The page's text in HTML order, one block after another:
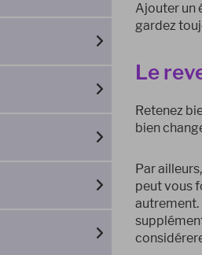
Ajouter un
gardez
Le
Retenez
bien
Par
peut vous
autrement.